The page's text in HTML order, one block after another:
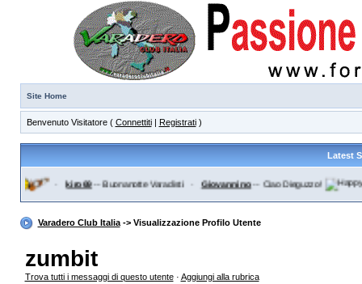
Site Home
Benvenuto Visitatore ( Connettiti| Registrati)
Latest
·kiro69--Buonanotte Varadisti· Giovannino--Ciao Dieguzzo!
Varadero Club Italia-> Visualizzazione Profilo Utente
zumbit
Trova tutti i messaggi di questo utente· Aggiungi alla rubrica